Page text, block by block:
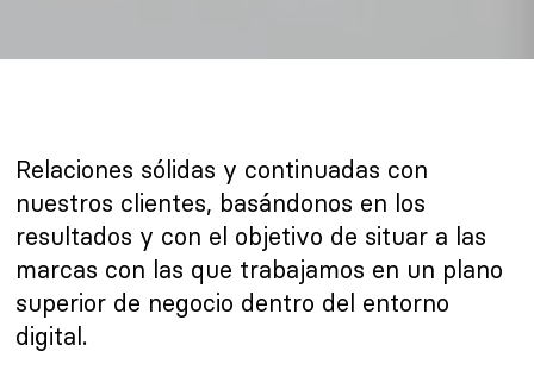
Relaciones sólidas y continuadas con
nuestros clientes, basándonos en los
resultados y con el objetivo de situar a las
marcas con las que trabajamos en un plano
superior de negocio dentro del entorno
digital.